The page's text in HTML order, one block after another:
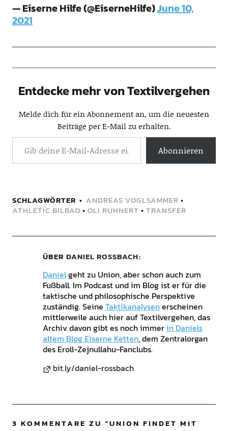
— Eiserne Hilfe (@EiserneHilfe)June 10,
2021
Entdecke mehr von Textilvergehen
Melde dich für ein Abonnement an, um die neuesten
Beiträge per E-Mail zu erhalten.
Abonnieren
SCHLAGWÖRTER ANDREAS VOGLSAMMER •
ATHLETIC BILBAO • OLI RUHNERT • TRANSFER
ÜBER DANIEL ROSSBACH
Danielgeht zu Union, aber schon auch zum
Fußball. Im Podcast und im Blog ist er für die
taktische und philosophische Perspektive
zuständig. Seine Taktikanalysenerscheinen
mittlerweile auch hier auf Textilvergehen, das
Archiv davon gibt es noch immerin Daniels
altem Blog Eiserne Ketten, dem Zentralorgan
des Eroll-Zejnullahu-Fanclubs.
bit.ly/daniel-rossbach
3 KOMMENTARE ZU “UNION FINDET MIT